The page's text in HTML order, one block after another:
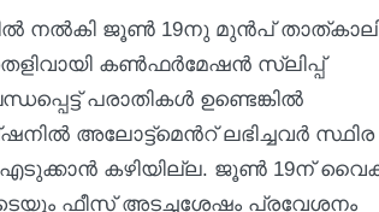
നല്‍കി ജൂണ്‍ 19നു മുന്‍പ്
കണ്‍ഫര്‍മേഷന്‍ സ്ലിപ്പ്
പരാതികള്‍ ഉണ്ടെങ്കില്‍
അലോട്ട്മെന്‍റ് ലഭിച്ചവര്‍ സ്ഥിര
കഴിയില്ല. ജൂണ്‍ 19ന്
ഫീസ് അടച്ചശേഷം പ്രവേശനം